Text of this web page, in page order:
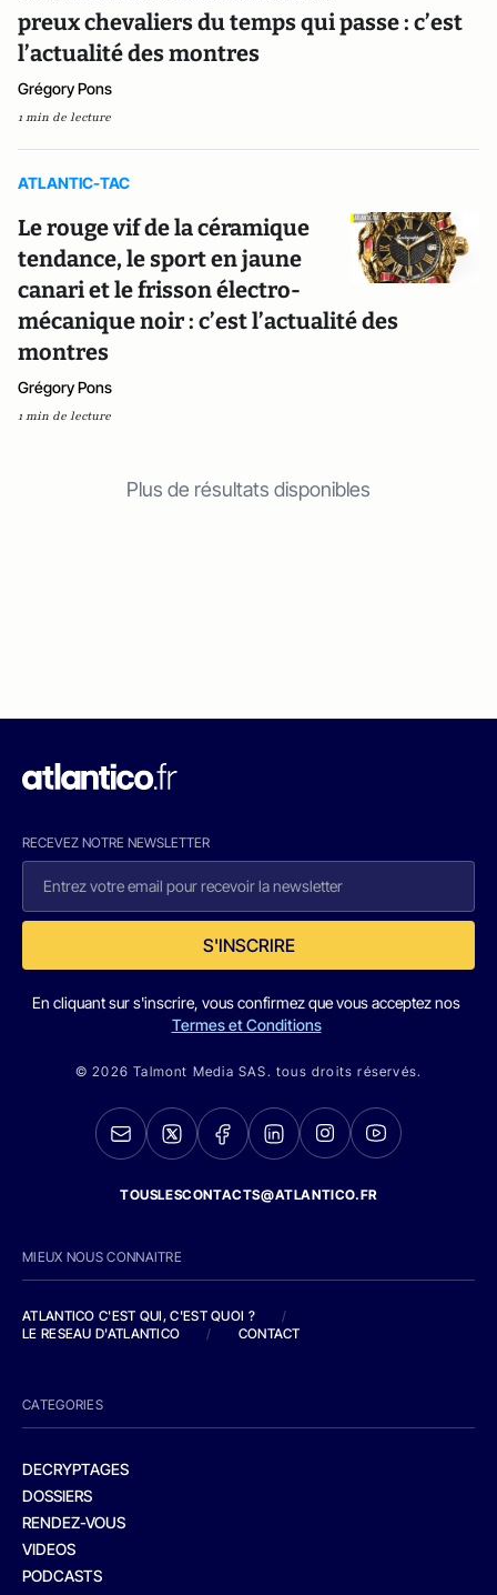
preux chevaliers du temps qui passe : c’est
l’actualité des montres
Grégory Pons
1 min de lecture
ATLANTIC-TAC
Le rouge vif de la céramique
tendance, le sport en jaune
canari et le frisson électro-
mécanique noir : c’est l’actualité des
montres
Grégory Pons
1 min de lecture
Plus de résultats disponibles
RECEVEZ NOTRE NEWSLETTER
S'INSCRIRE
En cliquant sur s'inscrire, vous confirmez que vous acceptez nos
Termes et Conditions
© 2026 Talmont Media SAS. tous droits réservés.
TOUSLESCONTACTS@ATLANTICO.FR
MIEUX NOUS CONNAITRE
ATLANTICO C'EST QUI, C'EST QUOI ?
/
LE RESEAU D'ATLANTICO
/ CONTACT
CATEGORIES
DECRYPTAGES
DOSSIERS
RENDEZ-VOUS
VIDEOS
PODCASTS